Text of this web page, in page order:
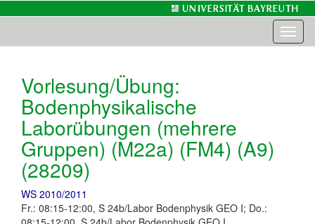
Vorlesung/Übung:
Bodenphysikalische
Laborübungen (mehrere
Gruppen) (M22a) (FM4) (A9)
(28209)
WS 2010/2011
Fr.: 08:15-12:00, S 24b/Labor Bodenphysik GEO I; Do.: